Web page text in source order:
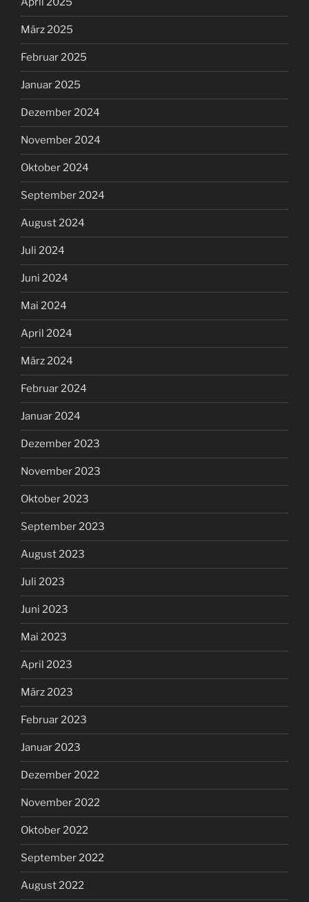
März 2025
Februar 2025
Januar 2025
Dezember 2024
November 2024
Oktober 2024
September 2024
August 2024
Juli 2024
Juni 2024
Mai 2024
April 2024
März 2024
Februar 2024
Januar 2024
Dezember 2023
November 2023
Oktober 2023
September 2023
August 2023
Juli 2023
Juni 2023
Mai 2023
April 2023
März 2023
Februar 2023
Januar 2023
Dezember 2022
November 2022
Oktober 2022
September 2022
August 2022